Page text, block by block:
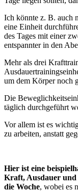
Ich könnte z. B. auch
eine Einheit
des Tages mit einer
entspannter in den
Mehr als drei
um dem Körper noch
Die
täglich durchgeführt
Vor allem ist es
zu arbeiten, anstatt
Hier ist eine
Kraft, Ausdauer und
die Woche, wobei es